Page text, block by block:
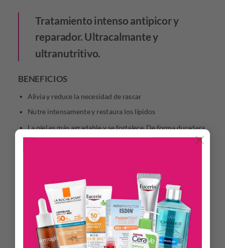
×
Tratamiento intenso antipicor y
reparador. Ultracalmante y
ultranutritivo.
BENEFICIOS
Alivia y reduce la necesidad de rascar
Nutre intensamente y restaura los lípidos
La piel es más agradable y se fortalece. De forma duradera
Tolerancia muy buena – Textura no pegajosa, no grasa –
El exclusivo complejo Lipigenium®
, compuesto por
biolípidos que se encuentran de forma natural en la
epidermis, reconstruye de forma duradera la barrera cutánea
al estimular la síntesis biológica de lípidos y proteínas que
forman el cemento intercorneocitario.